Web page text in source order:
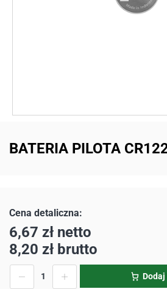
BATERIA PILOTA
6,67 zł netto
8,20 zł brutto
Dodaj